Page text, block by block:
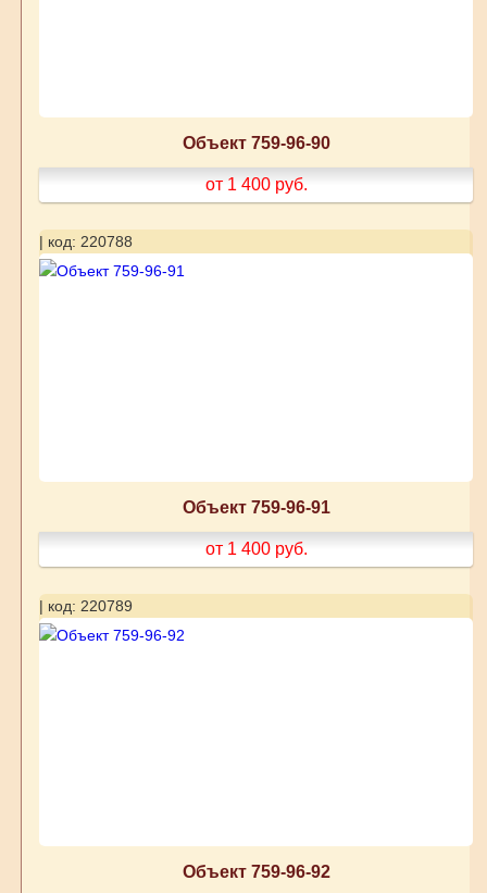
Объект 759-96-90
от 1 400 руб.
| код: 220788
Объект 759-96-91
от 1 400 руб.
| код: 220789
Объект 759-96-92